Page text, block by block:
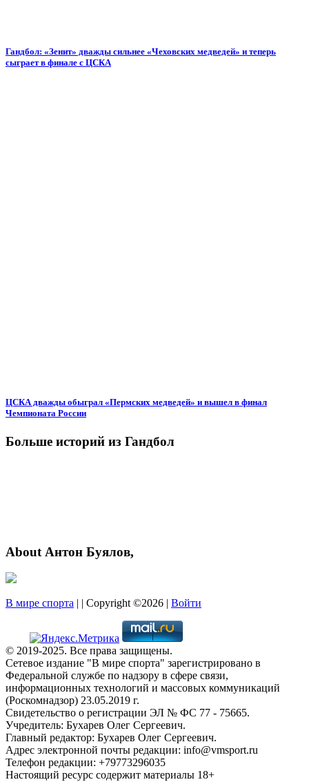
Гандбол: «Зенит» дважды сильнее «Чеховских медведей» и теперь
сыграет в финале с ЦСКА
ЦСКА дважды обыграл «Пермских медведей» и вышел в финал
Чемпионата России
Больше историй из Гандбол
About Антон Буялов,
В мире спорта | | Copyright ©2026 | Войти
© 2019-2025. Все права защищены.
Сетевое издание "В мире спорта" зарегистрировано в
Федеральной службе по надзору в сфере связи,
информационных технологий и массовых коммуникаций
(Роскомнадзор) 23.05.2019 г.
Свидетельство о регистрации ЭЛ № ФС 77 - 75665.
Учредитель: Бухарев Олег Сергеевич.
Главный редактор: Бухарев Олег Сергеевич.
Адрес электронной почты редакции: info@vmsport.ru
Телефон редакции: +79773296035
Настоящий ресурс содержит материалы 18+